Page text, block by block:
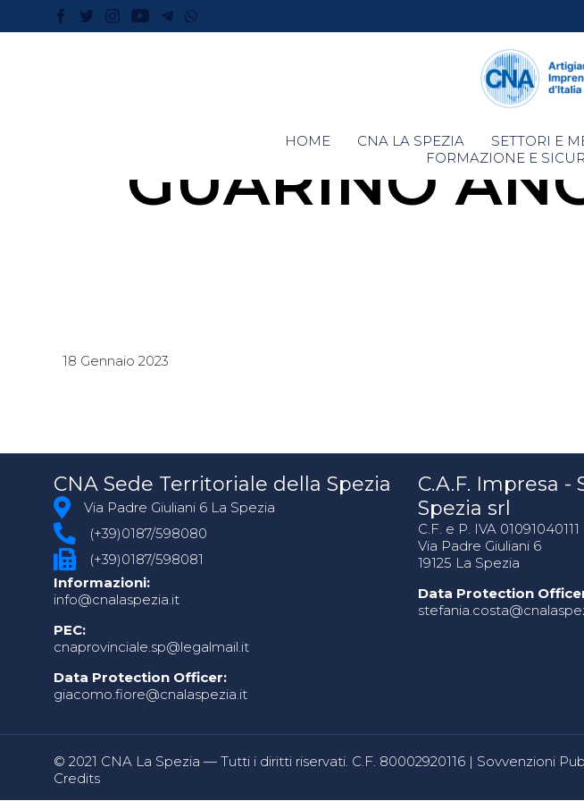
HOME CNA LA SPEZIA SETTORI E
FORMAZIONE E
GUARINO
18 Gennaio 2023
CNA Sede Territoriale della Spezia
Via Padre Giuliani 6 La Spezia
(+39)0187/598080
(+39)0187/598081
Informazioni:
info@cnalaspezia.it
PEC:
cnaprovinciale.sp@legalmail.it
Data Protection Officer:
giacomo.fiore@cnalaspezia.it
C.A.F. Impresa -
Spezia srl
C.F. e P. IVA 01091040111
Via Padre Giuliani 6
19125 La Spezia
Data Protection
© 2021 CNA La Spezia — Tutti i diritti riservati. C.F. 80002920116 | Sovvenzioni
Credits